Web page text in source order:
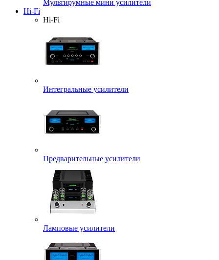
Мультирумные мини усилители
Hi-Fi
Hi-Fi
Интегральные усилители
Предварительные усилители
Ламповые усилители